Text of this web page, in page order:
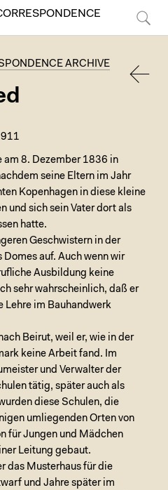
ARCHIVE
8. Dezember 1836 in
seine Eltern im Jahr
Kopenhagen in diese kleine
und sich sein Vater dort als
hatte.
Geschwistern in der
auf. Auch wenn wir
Ausbildung keine
sehr wahrscheinlich, daß er
Lehre im Bauhandwerk
Beirut, weil er, wie in der
keine Arbeit fand. Im
und Verwalter der
tätig, später auch als
diese Schulen, die
umliegenden Orten von
für Jungen und Mädchen
Leitung gebaut.
das Musterhaus für die
und Jahre später im